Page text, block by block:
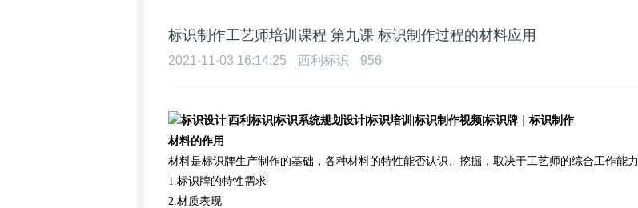
标识制作工艺师培训课程 第九课 标识制作过程的材料应用
2021-11-03 16:14:25 西利标识 956
材料的作用
材料是标识牌生产制作的基础，各种材料的特性能否认识、挖掘，取决于工艺师的综合工作能力
1 标识牌的特性需求
2 材质表现